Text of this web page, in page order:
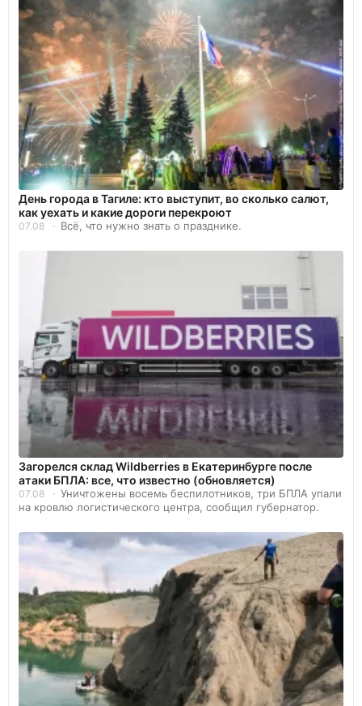
День города в Тагиле: кто выступит, во сколько салют,
как уехать и какие дороги перекроют
07.08 Всё, что нужно знать о празднике.
Загорелся склад Wildberries в Екатеринбурге после
атаки БПЛА: все, что известно (обновляется)
07.08
Уничтожены восемь беспилотников, три БПЛА упали
на кровлю логистического центра, сообщил губернатор.